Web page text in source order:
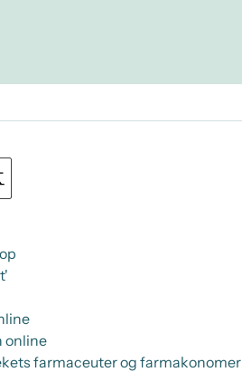
online
farmaceuter og farmakonomer